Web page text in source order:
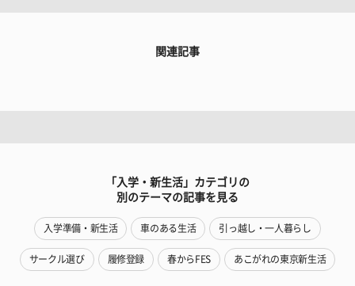
関連記事
「入学・新生活」カテゴリの
別のテーマの記事を見る
入学準備・新生活 車のある生活 引っ越し・一人暮らし
サークル選び 履修登録 春からFES あこがれの東京新生活